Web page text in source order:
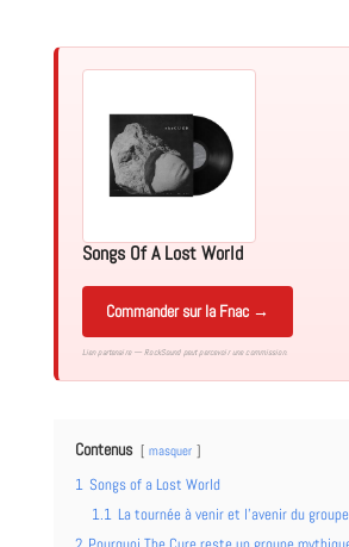
Songs Of A Lost World
Commander sur la Fnac →
Lien partenaire — RockSound peut percevoir une commission.
Contenus masquer
1 Songs of a Lost World
1.1 La tournée à venir et l’avenir du groupe